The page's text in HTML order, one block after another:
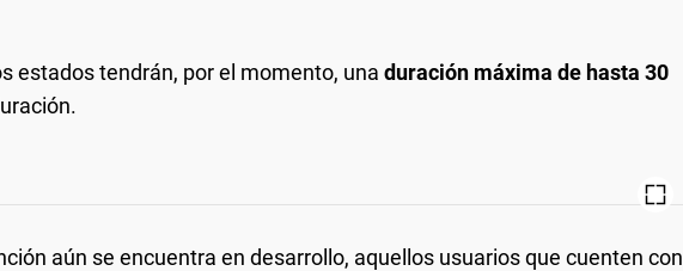
estados tendrán, por el momento, una duración máxima de hasta 30
aún se encuentra en desarrollo, aquellos usuarios que cuenten con